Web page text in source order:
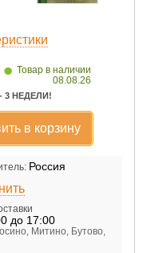
• Товар в наличии
08.08.26
3 НЕДЕЛИ!
в корзину
Россия
до 17:00
Митино, Бутово,